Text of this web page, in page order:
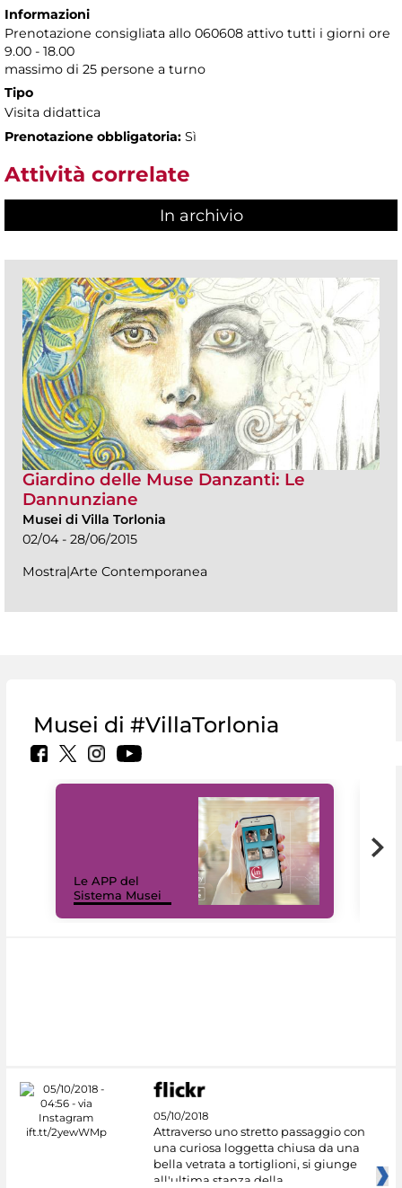
Informazioni
Prenotazione consigliata allo 060608 attivo tutti i giorni ore
9.00 - 18.00
massimo di 25 persone a turno
Tipo
Visita didattica
Prenotazione obbligatoria: Sì
Attività correlate
In archivio
Giardino delle Muse Danzanti: Le
Dannunziane
Musei di Villa Torlonia
02/04 - 28/06/2015
Mostra|Arte Contemporanea
Musei di #VillaTorlonia
Le APP del
Sistema Musei
05/10/2018
Attraverso uno stretto passaggio con
una curiosa loggetta chiusa da una
bella vetrata a tortiglioni, si giunge
all'ultima stanza della